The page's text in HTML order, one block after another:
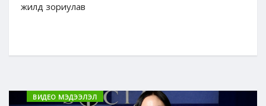
жилд зориулав
ВИДЕО МЭДЭЭЛЭЛ